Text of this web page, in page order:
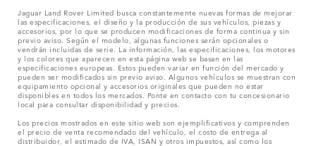
Jaguar Land Rover Limited busca constantemente nuevas formas de mejorar
las especificaciones, el diseño y la producción de sus vehículos, piezas y
accesorios, por lo que se producen modificaciones de forma continua y sin
previo aviso. Según el modelo, algunas funciones serán opcionales o
vendrán incluidas de serie. La información, las especificaciones, los motores
y los colores que aparecen en esta página web se basan en las
especificaciones europeas. Estos pueden variar en función del mercado y
pueden ser modificados sin previo aviso. Algunos vehículos se muestran con
equipamiento opcional y accesorios originales que pueden no estar
disponibles en todos los mercados. Ponte en contacto con tu concesionario
local para consultar disponibilidad y precios.
Los precios mostrados en este sitio web son ejemplificativos y comprenden
el precio de venta recomendado del vehículo, el costo de entrega al
distribuidor, el estimado de IVA, ISAN y otros impuestos, así como los